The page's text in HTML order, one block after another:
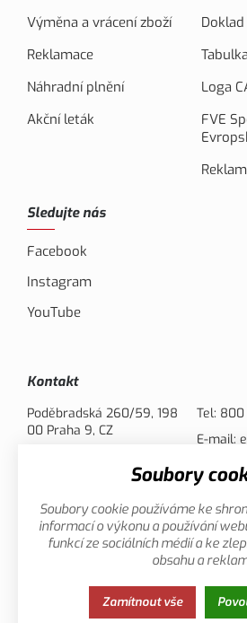
Výměna a vrácení zboží
Reklamace
Náhradní plnění
Akční leták
Loga
FVE
Sledujte nás
Facebook
Instagram
YouTube
Kontakt
Poděbradská 260/59, 198
00 Praha 9, CZ
Tel: 800
E-mail:
Možnosti platby
Zásady ochrany osobních údajů
Soubory
Soubory cookie používáme ke
informací o výkonu a používání
funkcí ze sociálních médií a ke
obsahu a
Zamítnout vše